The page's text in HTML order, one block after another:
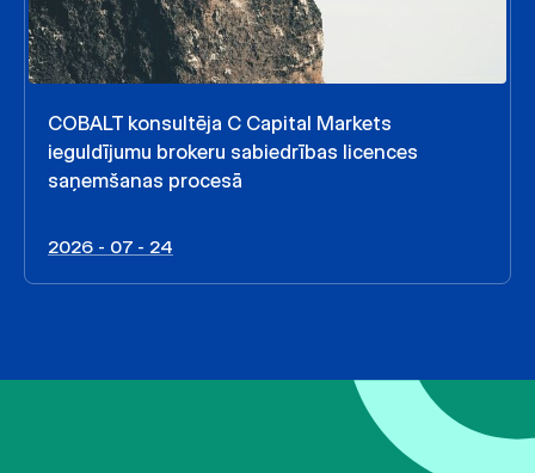
COBALT konsultēja C Capital Markets
ieguldījumu brokeru sabiedrības licences
saņemšanas procesā
2026 - 07 - 24